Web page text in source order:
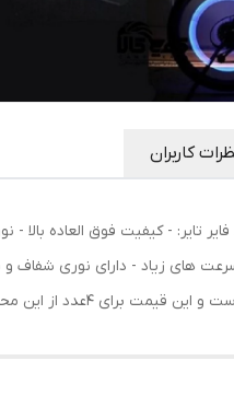
کاربران
تایر: - کیفیت فوق العاده بالا